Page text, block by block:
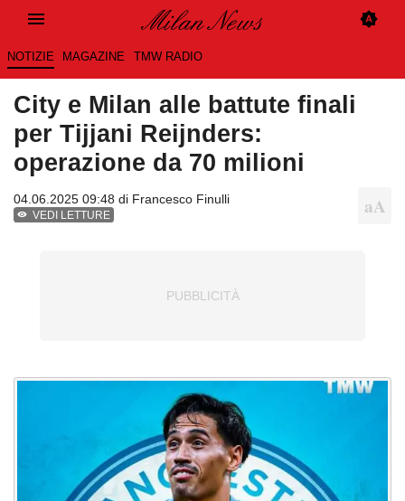
NOTIZIE MAGAZINE TMW RADIO
City e Milan alle battute finali
per Tijjani Reijnders:
operazione da 70 milioni
04.06.2025 09:48 di Francesco Finulli
VEDI LETTURE